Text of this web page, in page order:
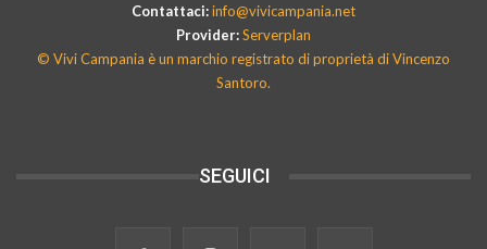
Contattaci:info@vivicampania.net
Provider:Serverplan
© Vivi Campania è un marchio registrato di proprietà di Vincenzo
Santoro.
SEGUICI